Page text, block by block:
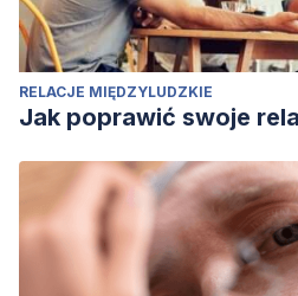
RELACJE MIĘDZYLUDZKIE
Jak poprawić swoje